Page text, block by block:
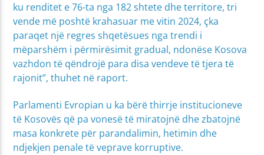
ku renditet e 76-ta nga 182 shtete dhe territore, tri
vende më poshtë krahasuar me vitin 2024, çka
paraqet një regres shqetësues nga trendi i
mëparshëm i përmirësimit gradual, ndonëse Kosova
vazhdon të qëndrojë para disa vendeve të tjera të
rajonit”, thuhet në raport.
Parlamenti Evropian u ka bërë thirrje institucioneve
të Kosovës që pa vonesë të miratojnë dhe zbatojnë
masa konkrete për parandalimin, hetimin dhe
ndjekjen penale të veprave korruptive.